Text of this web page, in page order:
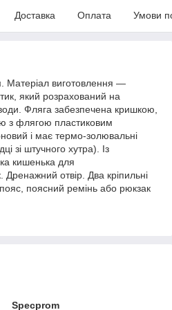
Доставка Оплата Умови
Матеріал виготовлення —
який розрахований на
Фляга забезпечена кришкою,
з флягою пластиковим
і має термо-золювальні
зі штучного хутра). Із
кишенька для
Дренажний отвір. Два кріпильні
поясний ремінь або рюкзак
Specprom